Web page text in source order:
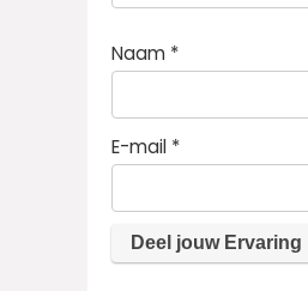
Naam *
E-mail *